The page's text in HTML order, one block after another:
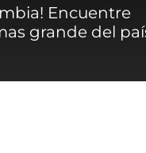
Encuentre
grande del